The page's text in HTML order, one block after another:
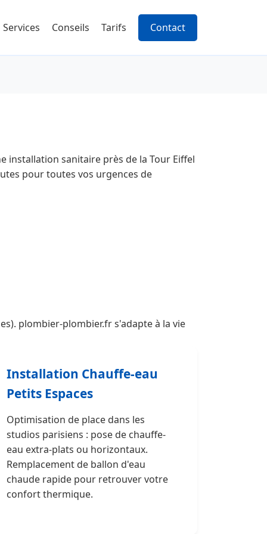
Services Conseils Tarifs Contact
sanitaire près de la Tour Eiffel
pour toutes vos urgences de
plombier-plombier.fr s'adapte à la vie
Installation Chauffe-eau
Petits Espaces
Optimisation de place dans les
studios parisiens : pose de chauffe-
eau extra-plats ou horizontaux.
Remplacement de ballon d'eau
chaude rapide pour retrouver votre
confort thermique.